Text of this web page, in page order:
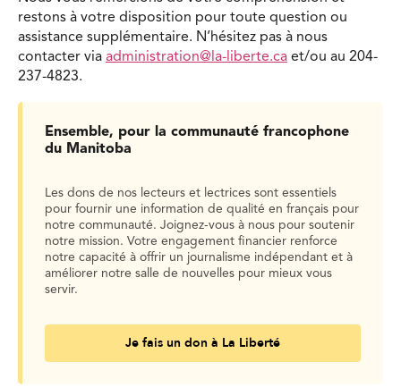
restons à votre disposition pour toute question ou
assistance supplémentaire. N’hésitez pas à nous
contacter via administration@la-liberte.ca et/ou au 204-
237-4823.
Ensemble, pour la communauté francophone
du Manitoba
Les dons de nos lecteurs et lectrices sont essentiels
pour fournir une information de qualité en français pour
notre communauté. Joignez-vous à nous pour soutenir
notre mission. Votre engagement financier renforce
notre capacité à offrir un journalisme indépendant et à
améliorer notre salle de nouvelles pour mieux vous
servir.
Je fais un don à La Liberté